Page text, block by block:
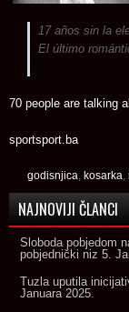
17 años sin la
El último
70 people are talking
sportsport.ba
godisnjica kosarka
NAJNOVIJI ČLANCI
Sloboda pobjedom
pobjednički niz 5.
Tuzla uputila
Januara 2025.